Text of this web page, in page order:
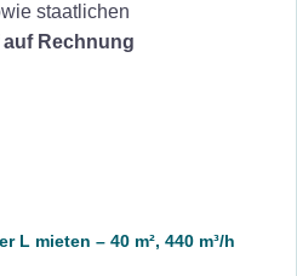
€
staatlichen
auf Rechnung
L mieten – 40 m², 440 m³/h